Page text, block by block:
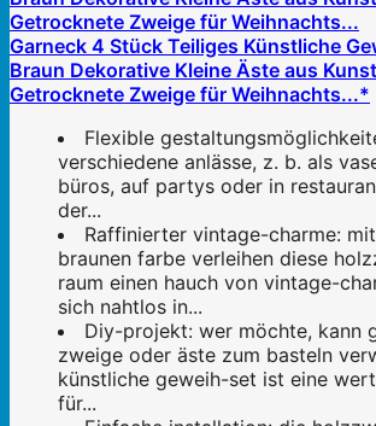
Garneck 4 Stück Teiliges Künstliche
Braun Dekorative Kleine Äste aus
Getrocknete Zweige für Weihnachts...*
Flexible
verschiedene anlässe, z. b. als
büros, auf partys oder in
der...
Raffinierter vintage-charme:
braunen farbe verleihen diese
raum einen hauch von vintage-
sich nahtlos in...
Diy-projekt: wer möchte, kann
zweige oder äste zum basteln
künstliche geweih-set ist eine
für...